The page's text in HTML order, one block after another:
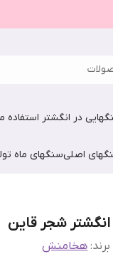
در انگشتر استفاده
اصلیسنگهای ماه
انگشتر شجر قاین
برند: هخامنش